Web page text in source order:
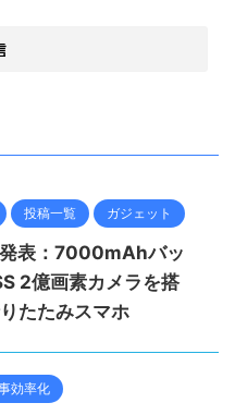
投稿一覧 ガジェット
表：7000mAhバッ
2億画素カメラを搭
たたみスマホ
効率化